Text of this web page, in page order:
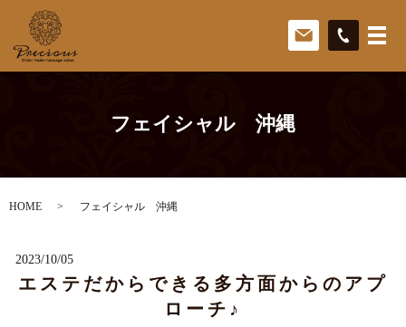
フェイシャル 沖縄
HOME フェイシャル 沖縄
2023/10/05
エステだからできる多方面からのアプ
ローチ♪